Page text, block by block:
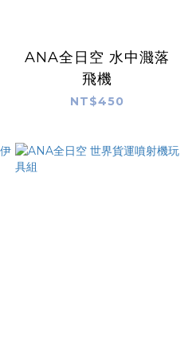
ANA全日空 水中濺落
飛機
NT$450